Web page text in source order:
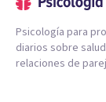
Psicología para
diarios sobre
relaciones de